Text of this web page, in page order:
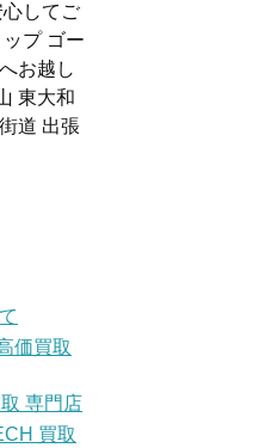
してご
プ ゴー
お越し
東大和
道 出張
価買取
専門店
買取